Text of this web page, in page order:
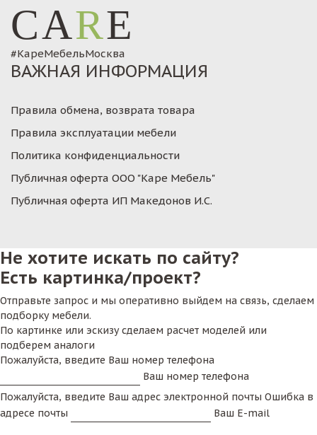
CARE
#КареМебельМосква
ВАЖНАЯ ИНФОРМАЦИЯ
Правила обмена, возврата товара
Правила эксплуатации мебели
Политика конфиденциальности
Публичная оферта ООО "Каре Мебель"
Публичная оферта ИП Македонов И.С.
Не хотите искать по сайту?
Есть картинка/проект?
Отправьте запрос и мы оперативно выйдем на связь, сделаем
подборку мебели.
По картинке или эскизу сделаем расчет моделей или
подберем аналоги
Пожалуйста, введите Ваш номер телефона
Ваш номер телефона
Пожалуйста, введите Ваш адрес электронной почты Ошибка в
адресе почты
Ваш E-mail